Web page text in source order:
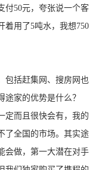
付50元，夸张说一个客
着用了5吨水，我想750
括赶集网、搜房网也
家的优势是什么？
而且很快会有，我的
了全国的市场。其实途
会做，第一大潜在对手